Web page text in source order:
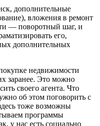
дополнительные
вложения в ремонт
— поворотный шаг, и
его,
дополнительных
недвижимости
заранее. Это можно
своего агента. Что
об этом поговорить с
тоже возможны
программы
у нас есть социально